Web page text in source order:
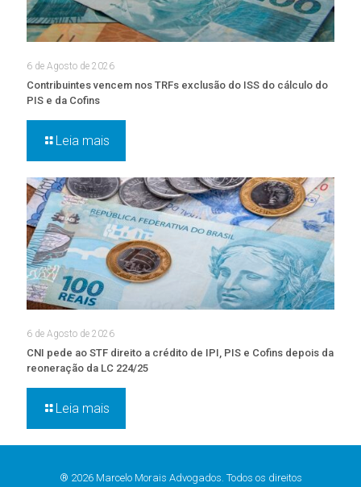
6 de Agosto de 2026
Contribuintes vencem nos TRFs exclusão do ISS do cálculo do
PIS e da Cofins
Leia mais
6 de Agosto de 2026
CNI pede ao STF direito a crédito de IPI, PIS e Cofins depois da
reoneração da LC 224/25
Leia mais
® 2026 Marcelo Morais Advogados. Todos os direitos